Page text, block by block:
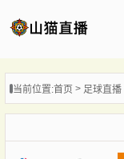
播
像
当前位置:首页 足球直播